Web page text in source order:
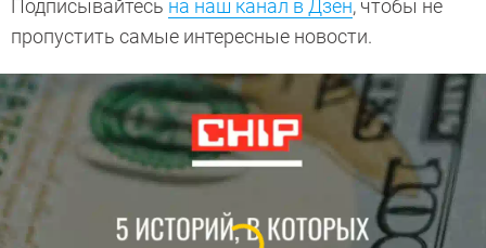
Подписывайтесь на наш канал в Дзен, чтобы не
пропустить самые интересные новости.